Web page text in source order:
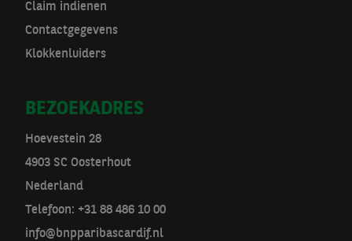
Claim indienen
Contactgegevens
Klokkenluiders
BEZOEKADRES
Hoevestein 28
4903 SC Oosterhout
Nederland
Telefoon: +31 88 486 10 00
info@bnpparibascardif.nl